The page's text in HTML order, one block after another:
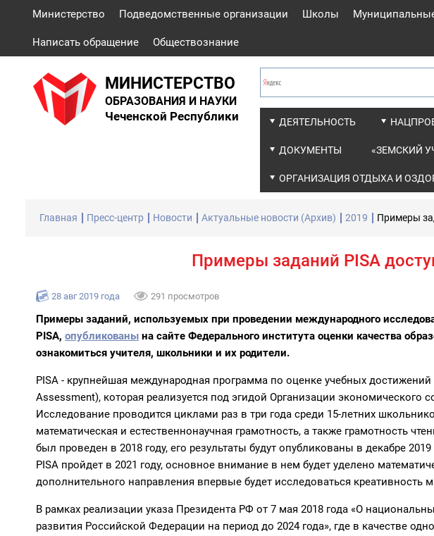
Министерство Подведомственные организации Школы
Написать обращение Обществознание
МИНИСТЕРСТВО
ОБРАЗОВАНИЯ И НАУКИ
Чеченской Республики ДЕЯТЕЛЬНОСТЬ
ДОКУМЕНТЫ «ЗЕМСКИЙ
ОРГАНИЗАЦИЯ ОТДЫХА И
Главная Пресс-центр Новости Актуальные новости (Архив) 2019 Примеры
Примеры заданий PISA
28 авг 2019 года 291 просмотров
Примеры заданий, используемых при проведении международного
PISA, опубликованы на сайте Федерального института оценки качества
ознакомиться учителя, школьники и их родители.
PISA - крупнейшая международная программа по оценке учебных
Assessment), которая реализуется под эгидой Организации экономического
Исследование проводится циклами раз в три года среди 15-летних
математическая и естественнонаучная грамотность, а также грамотность
был проведен в 2018 году, его результаты будут опубликованы в декабре
PISA пройдет в 2021 году, основное внимание в нем будет уделено
дополнительного направления впервые будет исследоваться креативность
В рамках реализации указа Президента РФ от 7 мая 2018 года «О
развития Российской Федерации на период до 2024 года», где в качестве